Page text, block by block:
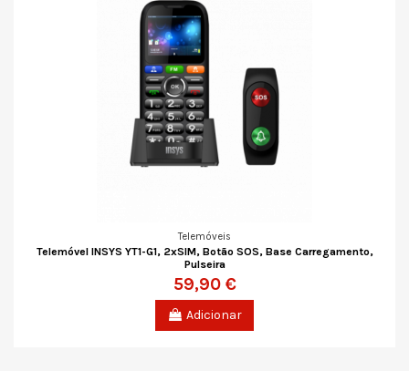
Telemóveis
Telemóvel INSYS YT1-G1, 2xSIM, Botão SOS, Base Carregamento,
Pulseira
59,90 €
Adicionar